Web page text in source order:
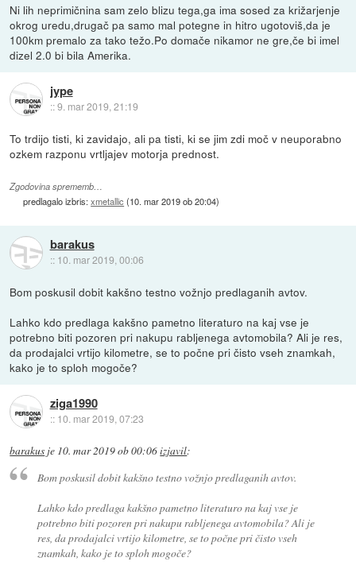
Ni lih neprimičnina sam zelo blizu tega,ga ima sosed za križarjenje
okrog uredu,drugač pa samo mal potegne in hitro ugotoviš,da je
100km premalo za tako težo.Po domače nikamor ne gre,če bi imel
dizel 2.0 bi bila Amerika.
jype
::9. mar 2019, 21:19
To trdijo tisti, ki zavidajo, ali pa tisti, ki se jim zdi moč v neuporabno
ozkem razponu vrtljajev motorja prednost.
Zgodovina sprememb…
predlagalo izbris:xmetallic (10. mar 2019 ob 20:04)
barakus
:: 10. mar 2019, 00:06
Bom poskusil dobit kakšno testno vožnjo predlaganih avtov.
Lahko kdo predlaga kakšno pametno literaturo na kaj vse je
potrebno biti pozoren pri nakupu rabljenega avtomobila? Ali je res,
da prodajalci vrtijo kilometre, se to počne pri čisto vseh znamkah,
kako je to sploh mogoče?
ziga1990
:: 10. mar 2019, 07:23
barakus je 10. mar 2019 ob 00:06izjavil:
Bom poskusil dobit kakšno testno vožnjo predlaganih avtov.
Lahko kdo predlaga kakšno pametno literaturo na kaj vse je
potrebno biti pozoren pri nakupu rabljenega avtomobila? Ali je
res, da prodajalci vrtijo kilometre, se to počne pri čisto vseh
znamkah, kako je to sploh mogoče?